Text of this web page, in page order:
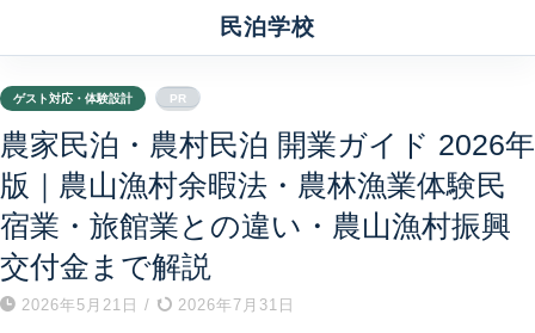
民泊学校
ゲスト対応・体験設計 PR
農家民泊・農村民泊 開業ガイド 2026年
版｜農山漁村余暇法・農林漁業体験民
宿業・旅館業との違い・農山漁村振興
交付金まで解説
2026年5月21日 / 2026年7月31日